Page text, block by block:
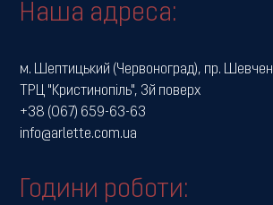
Наша адреса:
м. Шептицький (Червоноград), пр.
ТРЦ "Кристинопіль", 3й поверх
+38 (067) 659-63-63
info@arlette.com.ua
Години роботи: